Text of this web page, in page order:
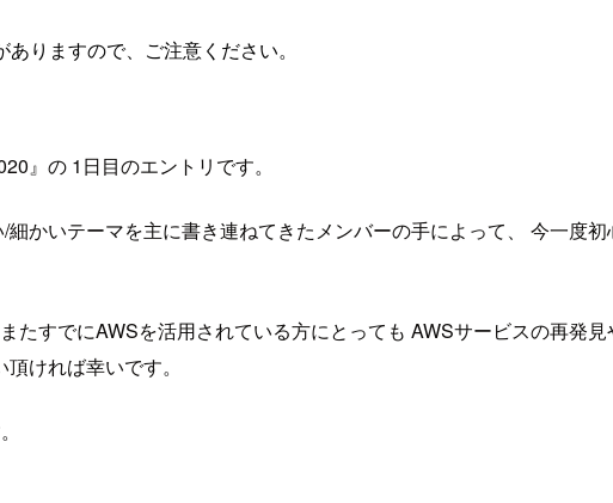
りますので、ご注意ください。
』の 1日目のエントリです。
かいテーマを主に書き連ねてきたメンバーの手によって、 今一度
すでにAWSを活用されている方にとっても AWSサービスの再発
ければ幸いです。